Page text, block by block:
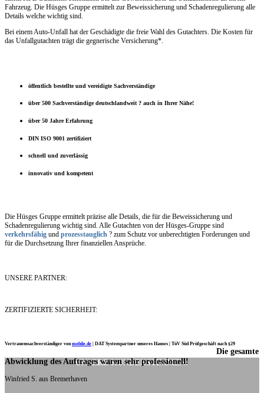
Fahrzeug. Die Hüsges Gruppe ermittelt zur Beweissicherung und Schadenregulierung alle
Details welche wichtig sind.
Bei einem Auto-Unfall hat der Geschädigte die freie Wahl des Gutachters. Die Kosten für
das Unfallgutachten trägt die gegnerische Versicherung*.
öffentlich bestellte und vereidigte Sachverständige
über 500 Sachverständige deutschlandweit ? auch in Ihrer Nähe!
über 50 Jahre Erfahrung
DIN ISO 9001 zertifiziert
schnell und zuverlässig
innovativ und kompetent
Die Hüsges Gruppe ermittelt präzise alle Details, die für die Beweissicherung und
Schadenregulierung wichtig sind. Alle Gutachten von der Hüsges-Gruppe sind
verkehrsfähig und prozesstauglich ? zum Schutz vor unberechtigten Forderungen und
für die Durchsetzung Ihrer finanziellen Ansprüche.
UNSERE PARTNER:
ZERTIFIZIERTE SICHERHEIT:
Vertrauenssachverständiger vonmobile.de DAT Systempartner unseres Hauses | TüV Süd Prüfgeschäft nach §29
UNSERE KUNDENSTIMMEN:
Die gesamte
Abwicklung des Auftrages waren sehr professionell!
Winfried S. aus Bremerhaven